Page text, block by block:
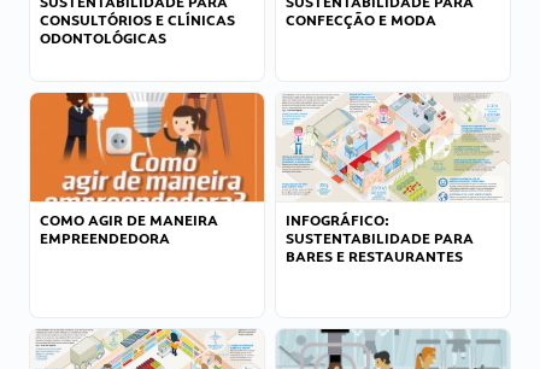
CONSULTÓRIOS E CLÍNICAS
ODONTOLÓGICAS
CONFECÇÃO E MODA
COMO AGIR DE MANEIRA
EMPREENDEDORA
INFOGRÁFICO:
SUSTENTABILIDADE PARA
BARES E RESTAURANTES